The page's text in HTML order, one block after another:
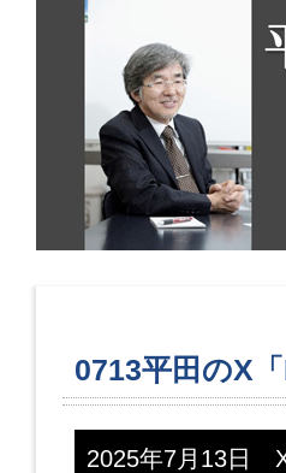
0713平田のX「
2025年7月13日